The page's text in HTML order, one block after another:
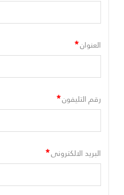
العنوان*
رقم التليفون*
البريد الالكترونى*